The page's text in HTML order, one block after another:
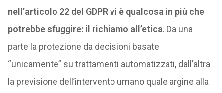
nell’articolo 22 del GDPR vi è qualcosa in più che
potrebbe sfuggire: il richiamo all’etica. Da una
parte la protezione da decisioni basate
“unicamente” su trattamenti automatizzati, dall’altra
la previsione dell’intervento umano quale argine alla